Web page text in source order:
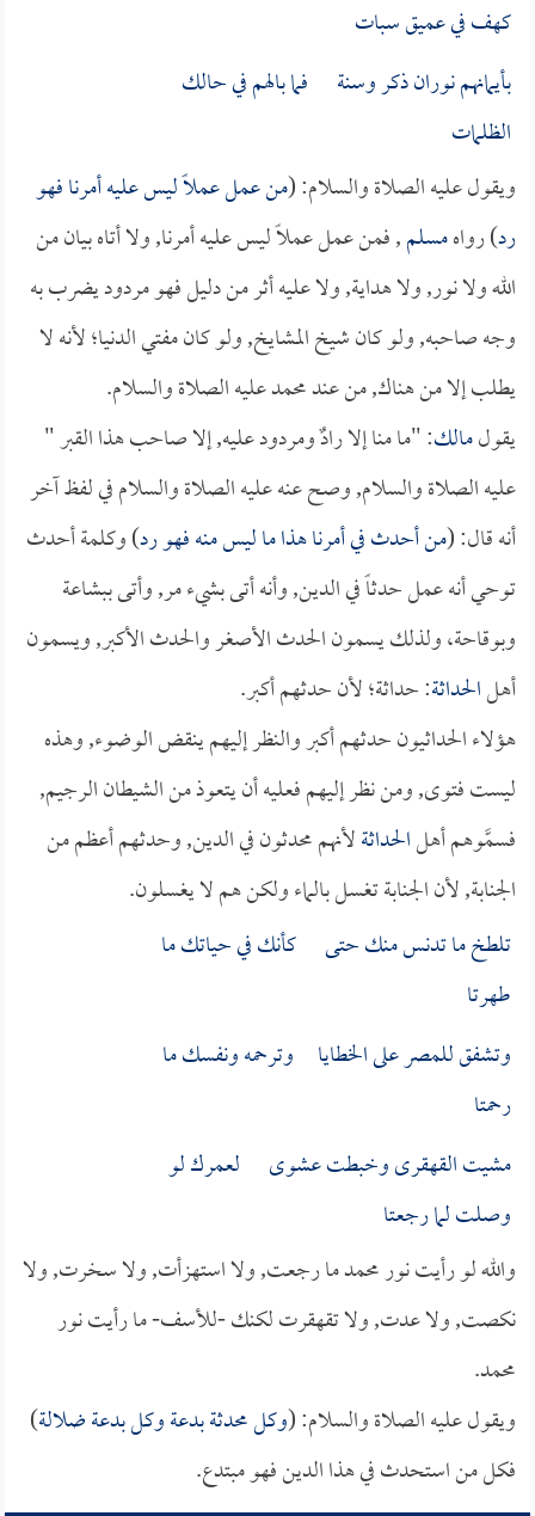
كهف في عميق سبات
بأيمانهم نوران ذكر وسنة فما بالهم في حالك
الظلمات
ويقول عليه الصلاة والسلام: (من عمل عملاً ليس عليه أمرنا فهو
رد) رواهمسلم, فمن عمل عملاً ليس عليه أمرنا, ولا أتاه بيان من
الله ولا نور, ولا هداية, ولا عليه أثر من دليل فهو مردود يضرب به
وجه صاحبه, ولو كان شيخ المشايخ, ولو كان مفتي الدنيا؛ لأنه لا
يطلب إلا من هناك, من عند محمد عليه الصلاة والسلام.
يقولمالك: "ما منا إلا رادٌ ومردود عليه, إلا صاحب هذا القبر "
عليه الصلاة والسلام, وصح عنه عليه الصلاة والسلام في لفظ آخر
أنه قال: (من أحدث في أمرنا هذا ما ليس منه فهو رد) وكلمة أحدث
توحي أنه عمل حدثاً في الدين, وأنه أتى بشيء مر, وأتى ببشاعة
وبوقاحة، ولذلك يسمون الحدث الأصغر والحدث الأكبر, ويسمون
أهلالحداثة: حداثة؛ لأن حدثهم أكبر.
هؤلاء الحداثيون حدثهم أكبر والنظر إليهم ينقض الوضوء, وهذه
ليست فتوى, ومن نظر إليهم فعليه أن يتعوذ من الشيطان الرجيم,
فسمَّوهم أهلالحداثةلأنهم محدثون في الدين, وحدثهم أعظم من
الجنابة, لأن الجنابة تغسل بالماء ولكن هم لا يغسلون.
تلطخ ما تدنس منك حتى كأنك في حياتك ما
طهرتا
وتشفق للمصر على الخطايا وترحمه ونفسك ما
رحمتا
مشيت القهقرى وخبطت عشوى لعمرك لو
وصلت لما رجعتا
والله لو رأيت نور محمد ما رجعت, ولا استهزأت, ولا سخرت, ولا
نكصت, ولا عدت, ولا تقهقرت لكنك -للأسف- ما رأيت نور
محمد.
ويقول عليه الصلاة والسلام: (وكل محدثة بدعة وكل بدعة ضلالة)
فكل من استحدث في هذا الدين فهو مبتدع.